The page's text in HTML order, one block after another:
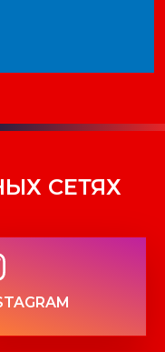
СЕТЯХ